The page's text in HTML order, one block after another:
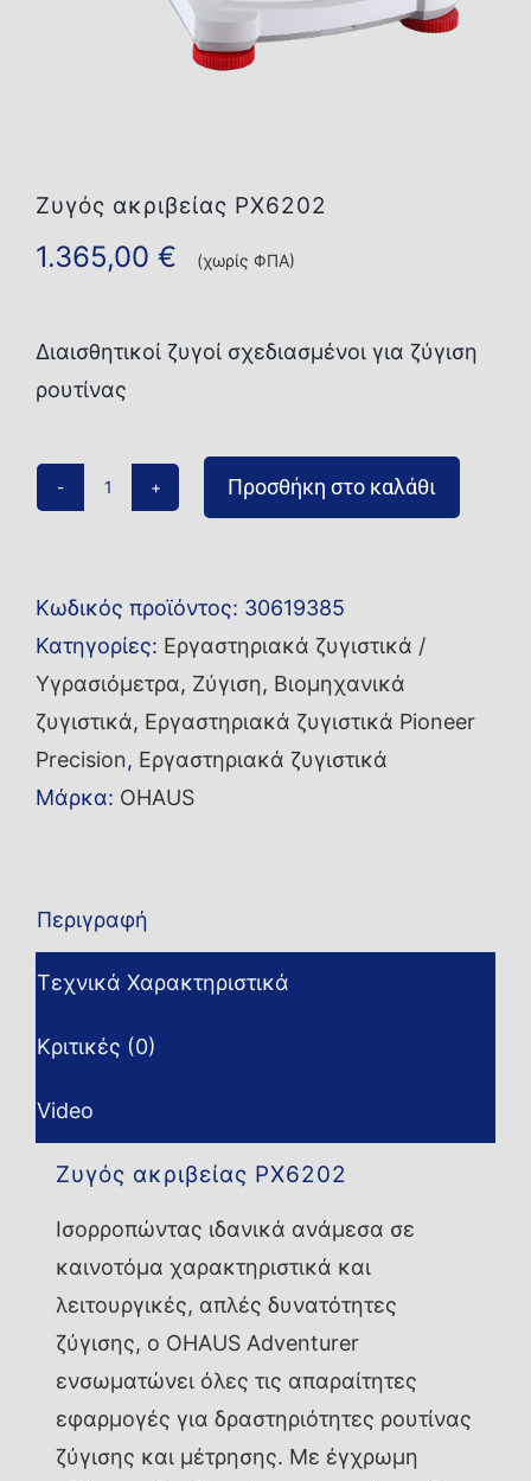
Ζυγός ακριβείας PX6202
1.365,00 € (χωρίς ΦΠΑ)
Διαισθητικοί ζυγοί σχεδιασμένοι για ζύγιση
ρουτίνας
ποσότητα
Προσθήκη στο καλάθι
Κωδικός προϊόντος: 30619385
Κατηγορίες: Εργαστηριακά ζυγιστικά /
Υγρασιόμετρα, Ζύγιση, Βιομηχανικά
ζυγιστικά, Εργαστηριακά ζυγιστικά Pioneer
Precision, Εργαστηριακά ζυγιστικά
Μάρκα: OHAUS
Περιγραφή
Τεχνικά Χαρακτηριστικά
Κριτικές (0)
Video
Ζυγός ακριβείας PX6202
Ισορροπώντας ιδανικά ανάμεσα σε
καινοτόμα χαρακτηριστικά και
λειτουργικές, απλές δυνατότητες
ζύγισης, ο OHAUS Adventurer
ενσωματώνει όλες τις απαραίτητες
εφαρμογές για δραστηριότητες ρουτίνας
ζύγισης και μέτρησης. Με έγχρωμη